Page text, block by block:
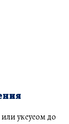
уксусом до